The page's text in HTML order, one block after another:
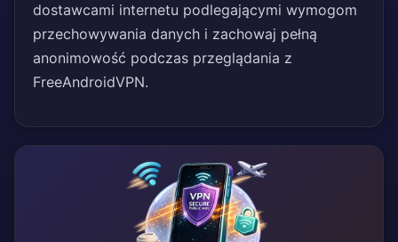
dostawcami internetu podlegającymi wymogom
przechowywania danych i zachowaj pełną
anonimowość podczas przeglądania z
FreeAndroidVPN.